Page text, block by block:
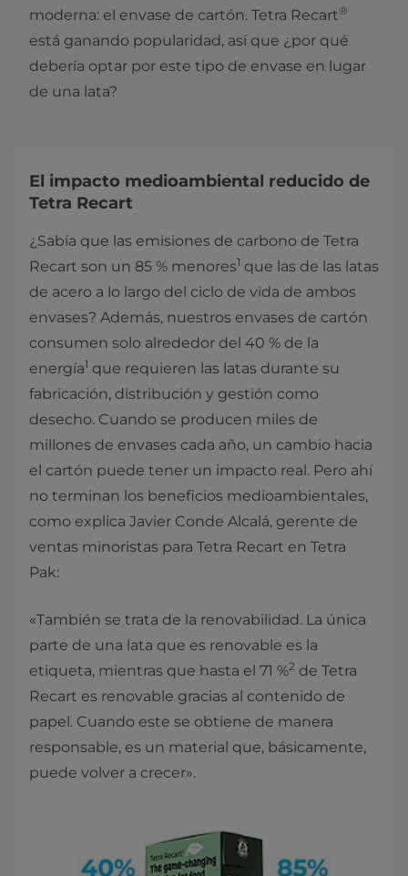
moderna: el envase de cartón. Tetra Recart®
está ganando popularidad, así que ¿por qué
debería optar por este tipo de envase en lugar
de una lata?
El impacto medioambiental reducido de
Tetra Recart
¿Sabía que las emisiones de carbono de Tetra
Recart son un 85 % menores1 que las de las latas
de acero a lo largo del ciclo de vida de ambos
envases? Además, nuestros envases de cartón
consumen solo alrededor del 40 % de la
energía1 que requieren las latas durante su
fabricación, distribución y gestión como
desecho. Cuando se producen miles de
millones de envases cada año, un cambio hacia
el cartón puede tener un impacto real. Pero ahí
no terminan los beneficios medioambientales,
como explica Javier Conde Alcalá, gerente de
ventas minoristas para Tetra Recart en Tetra
Pak:
«También se trata de la renovabilidad. La única
parte de una lata que es renovable es la
etiqueta, mientras que hasta el 71 %2 de Tetra
Recart es renovable gracias al contenido de
papel. Cuando este se obtiene de manera
responsable, es un material que, básicamente,
puede volver a crecer».